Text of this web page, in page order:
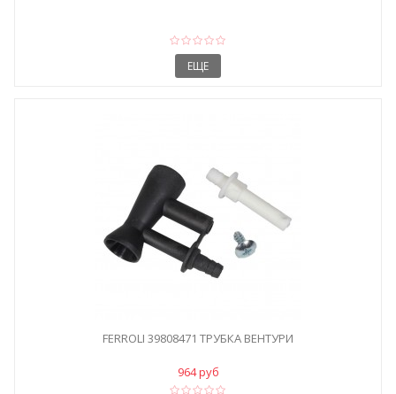
ЕЩЕ
FERROLI 39808471 ТРУБКА ВЕНТУРИ
964 руб